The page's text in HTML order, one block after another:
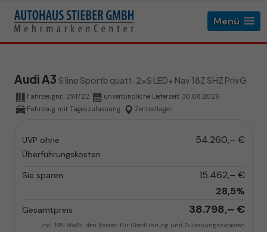
Menü
Audi A3 S line Sportb quatt. 2xS LED+ Nav 18Z SHZ PrivG
Fahrzeugnr.: 291722 unverbindliche Lieferzeit: 30.08.2026
Fahrzeug mit Tageszulassung
Zentrallager
UVP ohne
Überführungskosten
54.260,– €
Sie sparen:
15.462,– €
28,5%
Gesamtpreis 38.798,– €
incl. 19% MwSt., den Kosten für Überführung und Zulassungspapieren